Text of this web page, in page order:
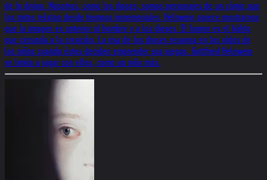
de lo divino. No­sotros, como los dioses, somos personajes de un cómic que
los mitos relatan desde tiempos inmemoriales. Helnwein parece mostrarnos
que la imagen es anterior al hombre y a los dioses. El humor es el hálito
que circunda a la creación. La risa de los dioses resuena en los oídos de
los niños cuando éstos deciden emprender sus juegos. Gottfried Helnwein
se limita a jugar con ellos, como un niño más.